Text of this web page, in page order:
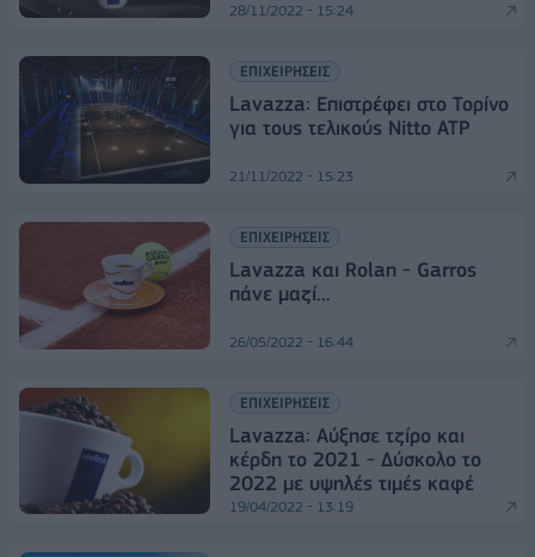
28/11/2022 - 15:24
ΕΠΙΧΕΙΡΗΣΕΙΣ
Lavazza: Επιστρέφει στο Τορίνο
για τους τελικούς Nitto ATP
21/11/2022 - 15:23
ΕΠΙΧΕΙΡΗΣΕΙΣ
Lavazza και Rolan - Garros
πάνε μαζί...
26/05/2022 - 16:44
ΕΠΙΧΕΙΡΗΣΕΙΣ
Lavazza: Αύξησε τζίρο και
κέρδη το 2021 - Δύσκολο το
2022 με υψηλές τιμές καφέ
19/04/2022 - 13:19